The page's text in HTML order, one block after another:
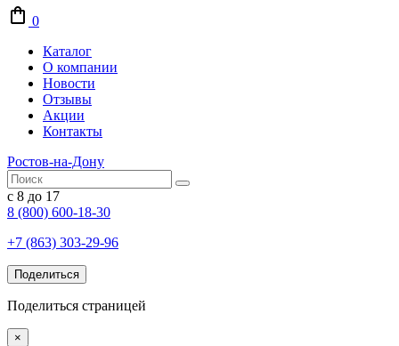
0
Каталог
О компании
Новости
Отзывы
Акции
Контакты
Ростов-на-Дону
с 8 до 17
8 (800) 600-18-30
+7 (863) 303-29-96
Поделиться
Поделиться страницей
×